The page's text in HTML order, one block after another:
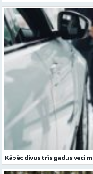
Kāpēc divus trīs gadus veci